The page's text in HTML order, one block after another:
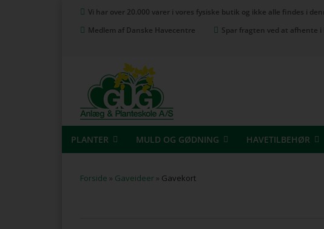
Vi har over 20.000 varer i vores fysiske butik og ikke alle findes i
Medlem af Danske Havecentre
Spar fragten ved at afhente
PLANTER MULD OG GØDNING HAVETILBEHØR
Forside » Gaveideer » Gavekort